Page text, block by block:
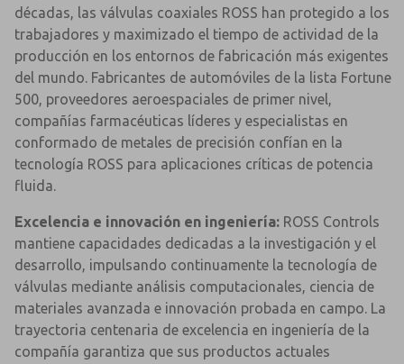
décadas, las válvulas coaxiales ROSS han protegido a los
trabajadores y maximizado el tiempo de actividad de la
producción en los entornos de fabricación más exigentes
del mundo. Fabricantes de automóviles de la lista Fortune
500, proveedores aeroespaciales de primer nivel,
compañías farmacéuticas líderes y especialistas en
conformado de metales de precisión confían en la
tecnología ROSS para aplicaciones críticas de potencia
fluida.
Excelencia e innovación en ingeniería: ROSS Controls
mantiene capacidades dedicadas a la investigación y el
desarrollo, impulsando continuamente la tecnología de
válvulas mediante análisis computacionales, ciencia de
materiales avanzada e innovación probada en campo. La
trayectoria centenaria de excelencia en ingeniería de la
compañía garantiza que sus productos actuales